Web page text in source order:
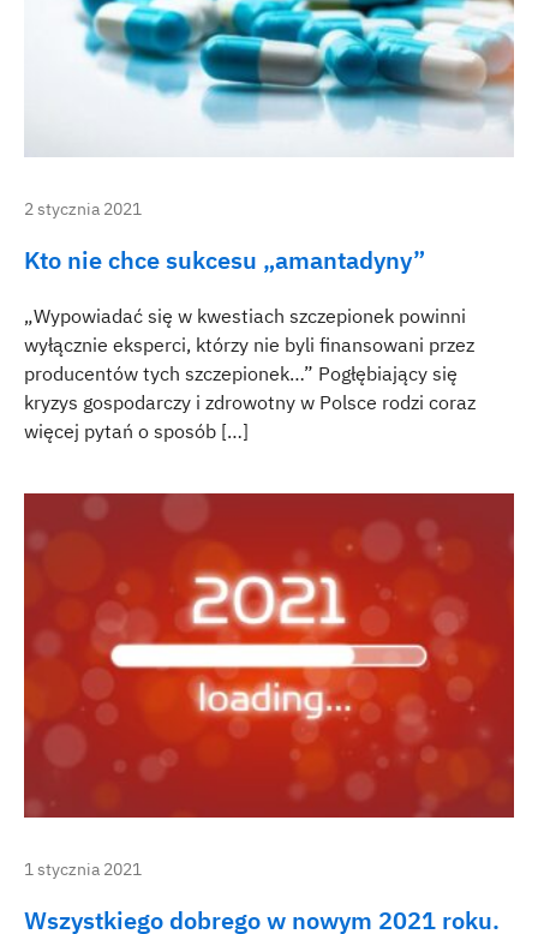
2 stycznia 2021
Kto nie chce sukcesu „amantadyny”
„Wypowiadać się w kwestiach szczepionek powinni
wyłącznie eksperci, którzy nie byli finansowani przez
producentów tych szczepionek…” Pogłębiający się
kryzys gospodarczy i zdrowotny w Polsce rodzi coraz
więcej pytań o sposób […]
1 stycznia 2021
Wszystkiego dobrego w nowym 2021 roku.